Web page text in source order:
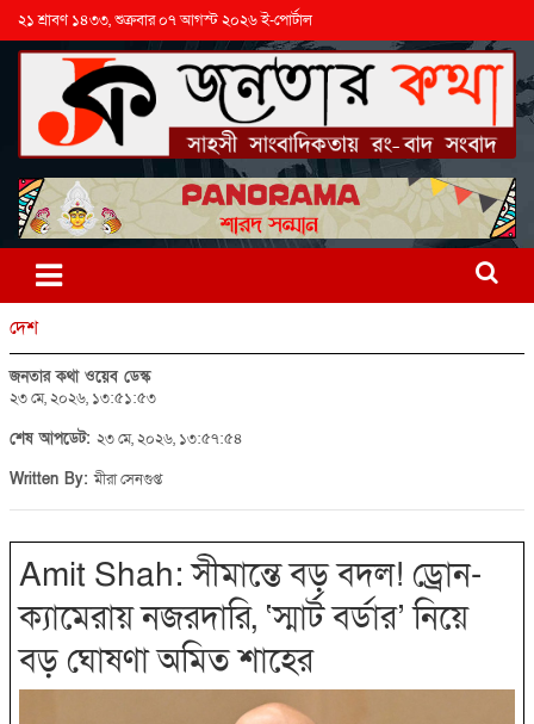
২১ শ্রাবণ ১৪৩৩, শুক্রবার ০৭ আগস্ট ২০২৬ ই-পোর্টাল
দেশ
জনতার কথা ওয়েব ডেস্ক
২৩ মে, ২০২৬, ১৩:৫১:৫৩
শেষ আপডেট: ২৩ মে, ২০২৬, ১৩:৫৭:৫৪
Written By:মীরা সেনগুপ্ত
Amit Shah: সীমান্তে বড় বদল! ড্রোন-
ক্যামেরায় নজরদারি, ‘স্মার্ট বর্ডার’ নিয়ে
বড় ঘোষণা অমিত শাহের